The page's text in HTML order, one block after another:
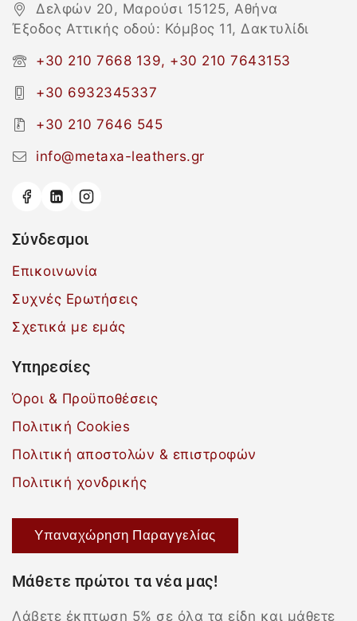
Δελφών 20, Μαρούσι 15125, Αθήνα
Έξοδος Αττικής οδού: Κόμβος 11, Δακτυλίδι
+30 210 7668 139, +30 210 7643153
+30 6932345337
+30 210 7646 545
info@metaxa-leathers.gr
Σύνδεσμοι
Επικοινωνία
Συχνές Ερωτήσεις
Σχετικά με εμάς
Υπηρεσίες
Όροι & Προϋποθέσεις
Πολιτική Cookies
Πολιτική αποστολών & επιστροφών
Πολιτική χονδρικής
Υπαναχώρηση Παραγγελίας
Μάθετε πρώτοι τα νέα μας!
Λάβετε έκπτωση 5% σε όλα τα είδη και μάθετε